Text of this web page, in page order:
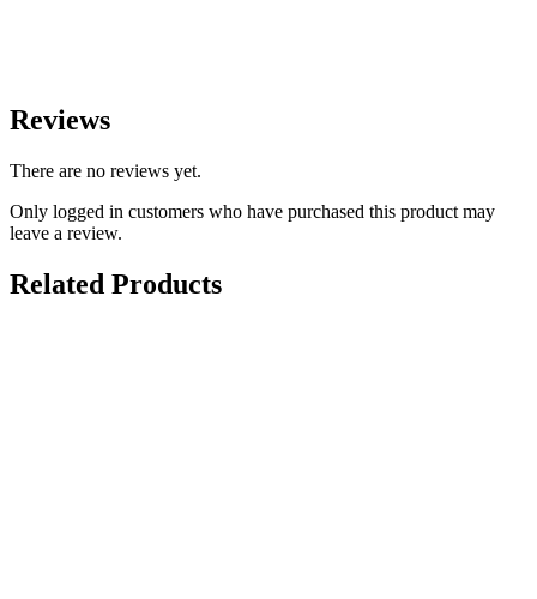
Reviews
There are no reviews yet.
Only logged in customers who have purchased this product may
leave a review.
Related Products